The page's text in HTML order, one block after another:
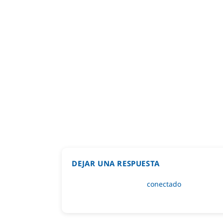
DEJAR UNA RESPUESTA
Lo siento, debes estarconectado